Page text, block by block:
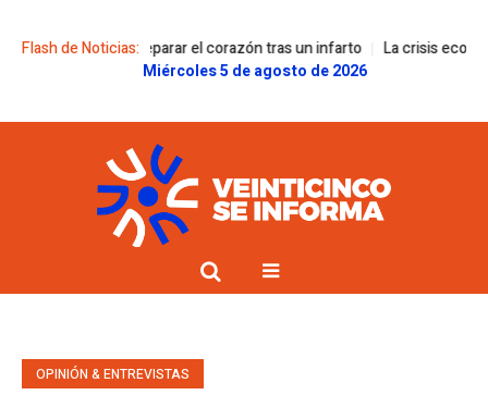
Flash de Noticias:
para reparar el corazón tras un infarto
La crisis económica
Miércoles 5 de agosto de 2026
OPINIÓN & ENTREVISTAS